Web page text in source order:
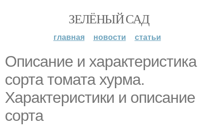
ЗЕЛЁНЫЙ САД
главная новости статьи
Описание и характеристика
сорта томата хурма.
Характеристики и описание
сорта